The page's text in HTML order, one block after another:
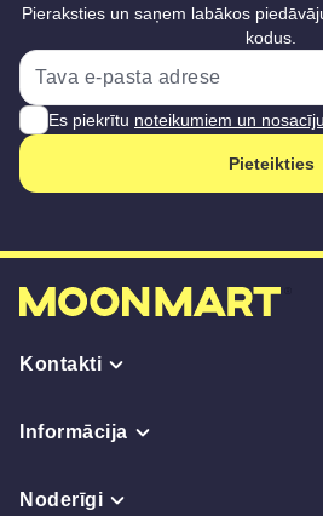
Pieraksties un saņem labākos
kodus.
Es piekrītu noteikumiem un
Pieteikties
Kontakti
Informācija
Noderīgi